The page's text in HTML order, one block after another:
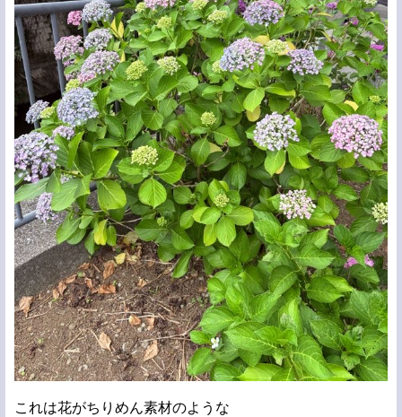
これは花がちりめん素材のような